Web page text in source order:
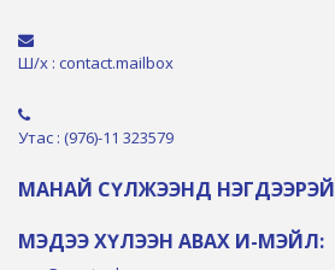
Ш/х : contact.mailbox
Утас : (976)-11 323579
МАНАЙ СҮЛЖЭЭНД НЭГДЭЭРЭЙ
МЭДЭЭ ХҮЛЭЭН АВАХ И-МЭЙЛ: